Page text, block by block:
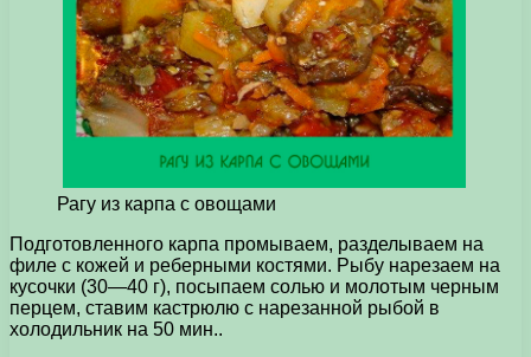
Рагу из карпа с овощами
Подготовленного карпа промываем, разделываем на
филе с кожей и реберными костями. Рыбу нарезаем на
кусочки (30—40 г), посыпаем солью и молотым черным
перцем, ставим кастрюлю с нарезанной рыбой в
холодильник на 50 мин..